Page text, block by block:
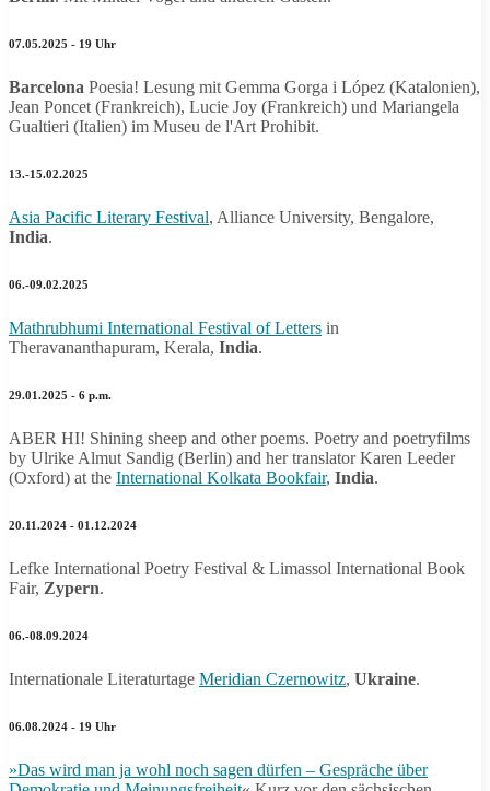
07.05.2025 - 19 Uhr
Barcelona Poesia! Lesung mit Gemma Gorga i López (Katalonien),
Jean Poncet (Frankreich), Lucie Joy (Frankreich) und Mariangela
Gualtieri (Italien) im Museu de l'Art Prohibit.
13.-15.02.2025
Asia Pacific Literary Festival, Alliance University, Bengalore,
India.
06.-09.02.2025
Mathrubhumi International Festival of Letters in
Theravananthapuram, Kerala, India.
29.01.2025 - 6 p.m.
ABER HI! Shining sheep and other poems. Poetry and poetryfilms
by Ulrike Almut Sandig (Berlin) and her translator Karen Leeder
(Oxford) at the International Kolkata Bookfair, India.
20.11.2024 - 01.12.2024
Lefke International Poetry Festival & Limassol International Book
Fair, Zypern.
06.-08.09.2024
Internationale Literaturtage Meridian Czernowitz, Ukraine.
06.08.2024 - 19 Uhr
»Das wird man ja wohl noch sagen dürfen – Gespräche über